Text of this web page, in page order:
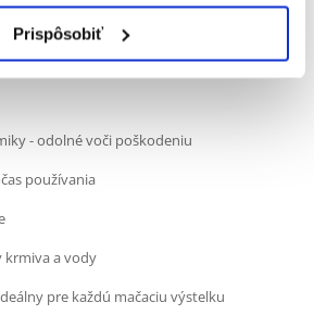
Prispôsobiť
miska pri jedle nešmýka, čím sa zabráni
povrch uľahčuje čistenie a umožňuje, aby
- odolné voči poškodeniu
používania
krmiva a vody
pre každú mačaciu výstelku